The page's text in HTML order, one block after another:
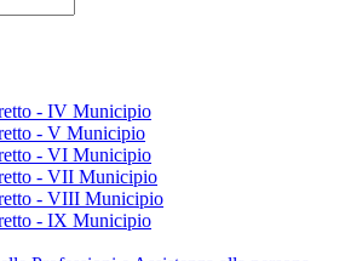
- IV Municipio
- V Municipio
- VI Municipio
- VII Municipio
- VIII Municipio
- IX Municipio